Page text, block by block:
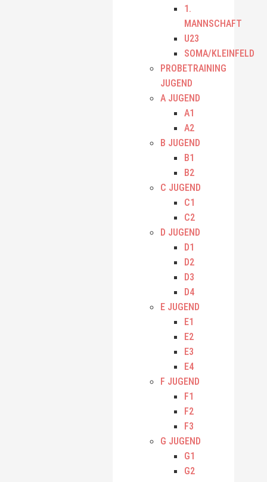
1.
MANNSCHAFT
U23
SOMA/KLEINFELD
PROBETRAINING
JUGEND
A JUGEND
A1
A2
B JUGEND
B1
B2
C JUGEND
C1
C2
D JUGEND
D1
D2
D3
D4
E JUGEND
E1
E2
E3
E4
F JUGEND
F1
F2
F3
G JUGEND
G1
G2